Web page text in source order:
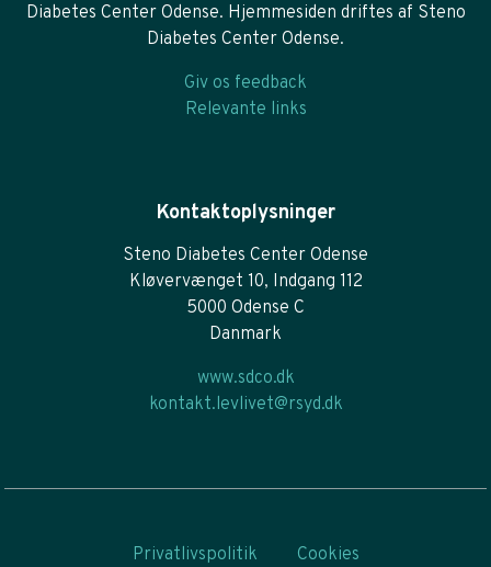
Diabetes Center Odense. Hjemmesiden driftes af Steno
Diabetes Center Odense.
Giv os feedback
Relevante links
Kontaktoplysninger
Steno Diabetes Center Odense
Kløvervænget 10, Indgang 112
5000 Odense C
Danmark
www.sdco.dk
kontakt.levlivet@rsyd.dk
Privatlivspolitik Cookies